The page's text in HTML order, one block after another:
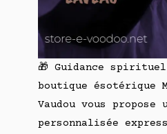
🎁 Guidance
boutique ésotérique
Vaudou vous propose
personnalisée